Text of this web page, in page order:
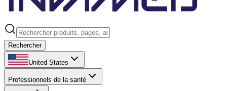
Rechercher
United States
Professionnels de la santé